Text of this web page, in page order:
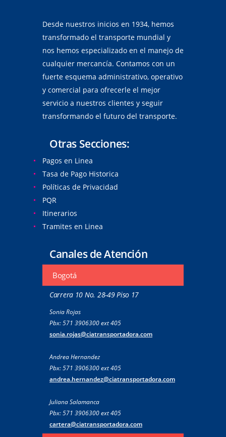
Desde nuestros inicios en 1934, hemos
transformado el transporte mundial y
nos hemos especializado en el manejo de
cualquier mercancía. Contamos con un
fuerte esquema administrativo, operativo
y comercial para ofrecerle el mejor
servicio a nuestros clientes y seguir
transformando el futuro del transporte.
Otras Secciones:
Pagos en Linea
Tasa de Pago Historica
Políticas de Privacidad
PQR
Itinerarios
Tramites en Linea
Canales de Atención
Bogotá
Carrera 10 No. 28-49 Piso 17
Sonia Rojas
Pbx: 571 3906300 ext 405
sonia.rojas@ciatransportadora.com
Andrea Hernandez
Pbx: 571 3906300 ext 405
andrea.hernandez@ciatransportadora.com
Juliana Salamanca
Pbx: 571 3906300 ext 405
cartera@ciatransportadora.com